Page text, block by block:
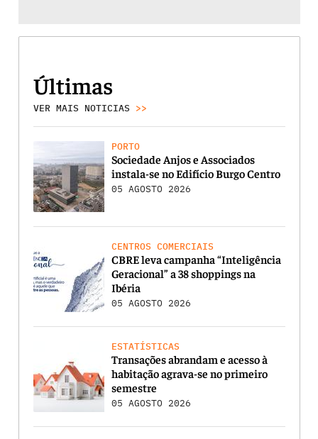
Últimas
VER MAIS NOTICIAS >>
PORTO
Sociedade Anjos e Associados
instala-se no Edifício Burgo Centro
05 AGOSTO 2026
CENTROS COMERCIAIS
CBRE leva campanha “Inteligência
Geracional” a 38 shoppings na
Ibéria
05 AGOSTO 2026
ESTATÍSTICAS
Transações abrandam e acesso à
habitação agrava-se no primeiro
semestre
05 AGOSTO 2026